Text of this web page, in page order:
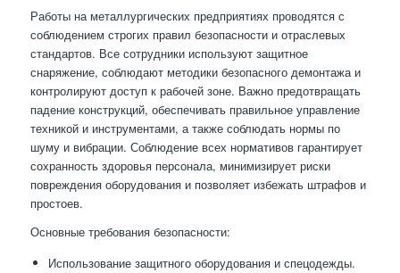
Работы на металлургических предприятиях проводятся с
соблюдением строгих правил безопасности и отраслевых
стандартов. Все сотрудники используют защитное
снаряжение, соблюдают методики безопасного демонтажа и
контролируют доступ к рабочей зоне. Важно предотвращать
падение конструкций, обеспечивать правильное управление
техникой и инструментами, а также соблюдать нормы по
шуму и вибрации. Соблюдение всех нормативов гарантирует
сохранность здоровья персонала, минимизирует риски
повреждения оборудования и позволяет избежать штрафов и
простоев.
Основные требования безопасности:
Использование защитного оборудования и спецодежды.